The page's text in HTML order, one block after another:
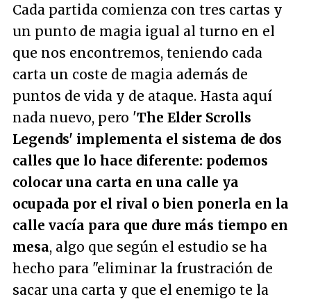
Cada partida comienza con tres cartas y
un punto de magia igual al turno en el
que nos encontremos, teniendo cada
carta un coste de magia además de
puntos de vida y de ataque. Hasta aquí
nada nuevo, pero 'The Elder Scrolls
Legends' implementa el sistema de dos
calles que lo hace diferente: podemos
colocar una carta en una calle ya
ocupada por el rival o bien ponerla en la
calle vacía para que dure más tiempo en
mesa, algo que según el estudio se ha
hecho para "eliminar la frustración de
sacar una carta y que el enemigo te la